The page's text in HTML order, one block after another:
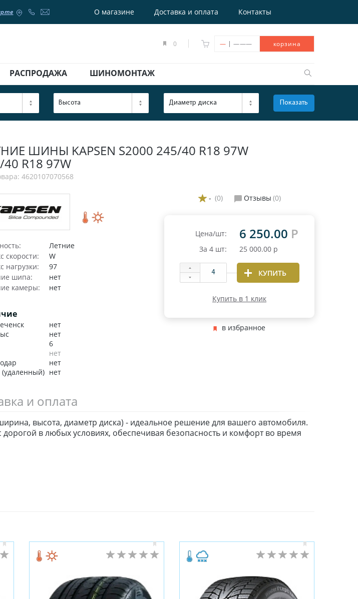
О магазине Доставка и оплата Контакты
0 — | ——— корзина
РАСПРОДАЖА ШИНОМОНТАЖ
ОТКРЫТЬ
Высота Диаметр диска Показать
ШИНЫ KAPSEN S2000 245/40 R18 97W
R18 97W
4620107070568
Летние
скорости:
W
нагрузки:
97
шипа:
нет
камеры:
нет
нет
нет
6
нет
нет
нет
- (0) Отзывы (0)
Цена/шт: 6 250.00 Р
За 4 шт: 25 000.00 р
КУПИТЬ
Купить в 1 клик
в избранное
и оплата
высота, диаметр диска) - идеальное решение для вашего автомобиля.
в любых условиях, обеспечивая безопасность и комфорт во время